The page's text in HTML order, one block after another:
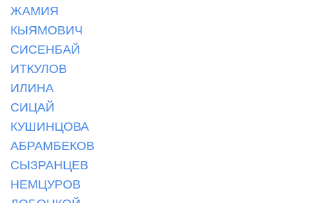
ЖАМИЯ
КЫЯМОВИЧ
СИСЕНБАЙ
ИТКУЛОВ
ИЛИНА
СИЦАЙ
КУШИНЦОВА
АБРАМБЕКОВ
СЫЗРАНЦЕВ
НЕМЦУРОВ